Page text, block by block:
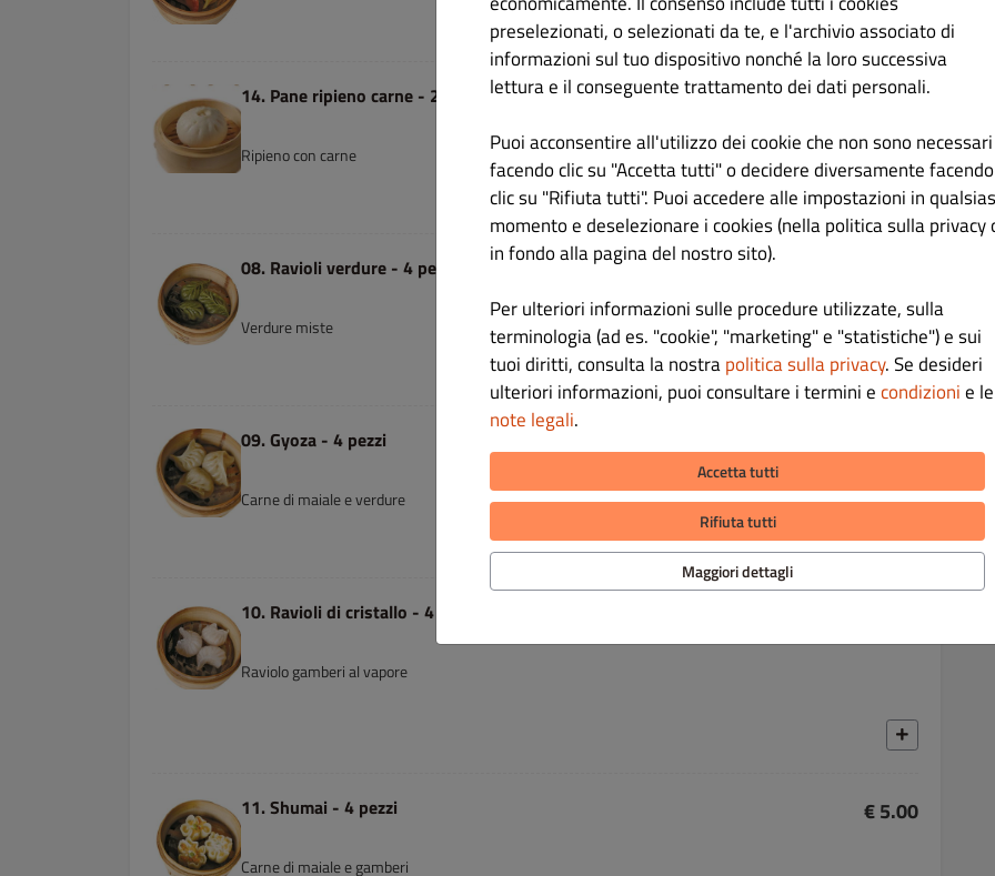
14. Pane ripieno carne - 2 pezzi € 5.00
Ripieno con carne
08. Ravioli verdure - 4 pezzi
Verdure miste
09. Gyoza - 4 pezzi
Carne di maiale e verdure
10. Ravioli di cristallo - 4 pezzi
Raviolo gamberi al vapore
11. Shumai - 4 pezzi € 5.00
Carne di maiale e gamberi
preselezionati, o selezionati da te, e l'archivio associato di
informazioni sul tuo dispositivo nonché la loro successiva
lettura e il conseguente trattamento dei dati personali.
Puoi acconsentire all'utilizzo dei cookie che non sono necessari
facendo clic su "Accetta tutti" o decidere diversamente facendo
clic su "Rifiuta tutti". Puoi accedere alle impostazioni in
momento e deselezionare i cookies (nella politica sulla privacy
in fondo alla pagina del nostro sito).
Per ulteriori informazioni sulle procedure utilizzate, sulla
terminologia (ad es. "cookie", "marketing" e "statistiche") e sui
tuoi diritti, consulta la nostrapolitica sulla privacy. Se desideri
ulteriori informazioni, puoi consultare i termini econdizionie le
note legali.
Accetta tutti
Rifiuta tutti
Maggiori dettagli